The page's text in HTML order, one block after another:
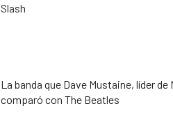
Slash
La banda que Dave Mustaine, líder de
comparó con The Beatles